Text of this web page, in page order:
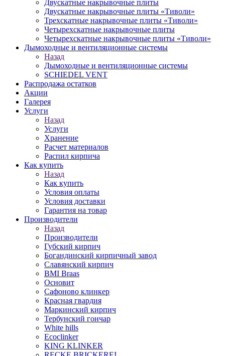
Двускатные накрывочные плиты
Двускатные накрывочные плиты «Тиволи»
Трехскатные накрывочные плиты «Тиволи»
Четырехскатные накрывочные плиты
Четырехскатные накрывочные плиты «Тиволи»
Дымоходные и вентиляционные системы
Назад
Дымоходные и вентиляционные системы
SCHIEDEL VENT
Распродажа остатков
Акции
Галерея
Услуги
Назад
Услуги
Хранение
Расчет материалов
Распил кирпича
Как купить
Назад
Как купить
Условия оплаты
Условия доставки
Гарантия на товар
Производители
Назад
Производители
Губский кирпич
Богандинский кирпичный завод
Славянский кирпич
BMI Braas
Основит
Сафоново клинкер
Красная гвардия
Маркинский кирпич
Тербунский гончар
White hills
Ecoclinker
KING KLINKER